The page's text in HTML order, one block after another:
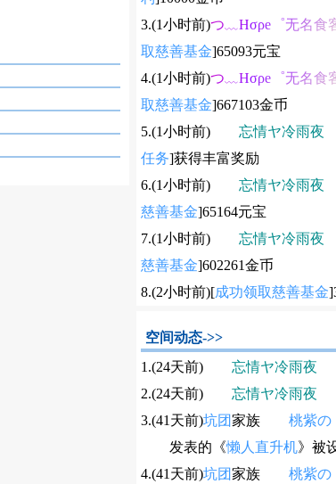
3.(1小时前)つ﹏Ησρе゜无名食
取慈善基金]65093元宝
4.(1小时前)つ﹏Ησρе゜无名食
取慈善基金]667103金币
5.(1小时前)忘情ヤ冷雨
任务]获得丰富奖励
6.(1小时前)忘情ヤ冷雨
慈善基金]65164元宝
7.(1小时前)忘情ヤ冷雨
慈善基金]602261金币
8.(2小时前)[成功领取慈善基金
空间动态->>
1.(24天前)忘情ヤ冷雨
2.(24天前)忘情ヤ冷雨
3.(41天前)坑团家族桃紫の
发表的《懒人直升机》被
4.(41天前)坑团家族桃紫の